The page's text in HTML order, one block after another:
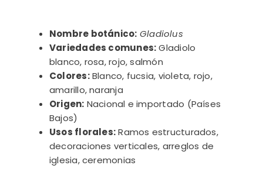
Nombre botánico: Gladiolus
Variedades comunes:Gladiolo
blanco, rosa, rojo, salmón
Colores:Blanco, fucsia, violeta, rojo,
amarillo, naranja
Origen: Nacional e importado (Países
Bajos)
Usos florales:Ramos estructurados,
decoraciones verticales, arreglos de
iglesia, ceremonias